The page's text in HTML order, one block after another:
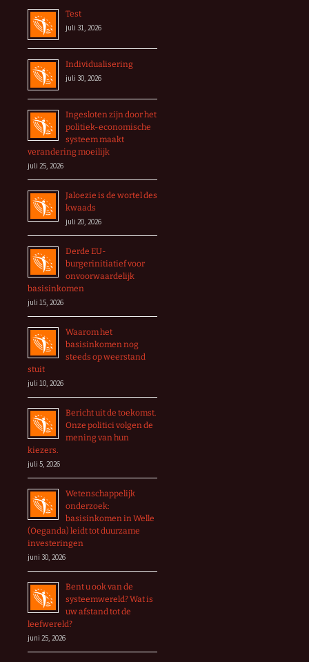
Test
juli 31, 2026
Individualisering
juli 30, 2026
Ingesloten zijn door het
politiek-economische
systeem maakt
verandering moeilijk
juli 25, 2026
Jaloezie is de wortel des
kwaads
juli 20, 2026
Derde EU-
burgerinitiatief voor
onvoorwaardelijk
basisinkomen
juli 15, 2026
Waarom het
basisinkomen nog
steeds op weerstand
stuit
juli 10, 2026
Bericht uit de toekomst.
Onze politici volgen de
mening van hun
kiezers.
juli 5, 2026
Wetenschappelijk
onderzoek:
basisinkomen in Welle
(Oeganda) leidt tot duurzame
investeringen
juni 30, 2026
Bent u ook van de
systeemwereld? Wat is
uw afstand tot de
leefwereld?
juni 25, 2026